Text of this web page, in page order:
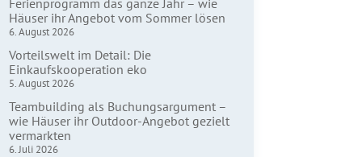
Häuser ihr Angebot vom Sommer lösen
6. August 2026
Vorteilswelt im Detail: Die
Einkaufskooperation eko
5. August 2026
Teambuilding als Buchungsargument –
wie Häuser ihr Outdoor-Angebot gezielt
vermarkten
6. Juli 2026